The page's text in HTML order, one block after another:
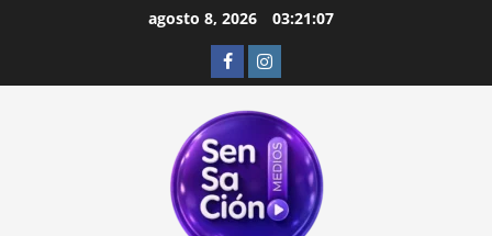
agosto 8, 2026 03:21:08
FacebookInstagram